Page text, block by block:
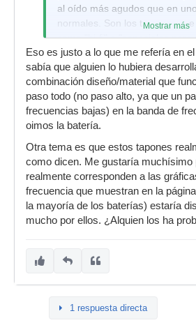
al oído más agudos que en
normales. Son los tapones
como "hi-fi" o "especiales para
ejemplo:
http://www.etymotic.com/ephp/
Mostrar más
Eso es justo a lo que me refería en
sabía que alguien lo hubiera
combinación diseño/material que
paso todo (no paso alto, ya que un
frecuencias bajas) en la banda de
oimos la batería.
Otra tema es que estos tapones
como dicen. Me gustaría muchísimo
realmente corresponden a las
frecuencia que muestran en la
la mayoría de los baterías) estaría
mucho por ellos. ¿Alquien los ha
1 respuesta directa